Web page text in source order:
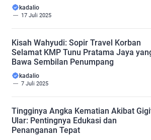
kadalio
17 Juli 2025
Kisah Wahyudi: Sopir Travel Korban
Selamat KMP Tunu Pratama Jaya
Bawa Sembilan Penumpang
kadalio
7 Juli 2025
Tingginya Angka Kematian Akibat
Ular: Pentingnya Edukasi dan
Penanganan Tepat